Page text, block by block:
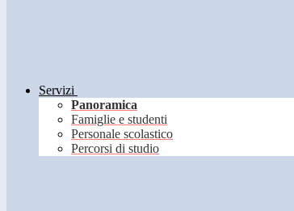
Servizi
Panoramica
Famiglie e studenti
Personale scolastico
Percorsi di studio